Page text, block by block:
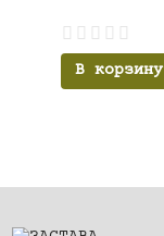
В корзину